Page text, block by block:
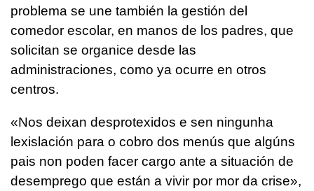
problema se une también la gestión del
comedor escolar, en manos de los padres, que
solicitan se organice desde las
administraciones, como ya ocurre en otros
centros.
«Nos deixan desprotexidos e sen ningunha
lexislación para o cobro dos menús que algúns
pais non poden facer cargo ante a situación de
desemprego que están a vivir por mor da crise»,